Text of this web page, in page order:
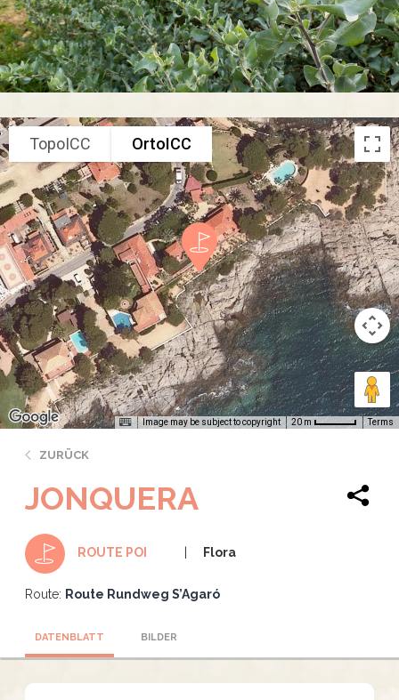
TopoICC OrtoICC
Image may be subject to copyright 20 m Terms
ZURÜCK
JONQUERA
ROUTE POI Flora
Route: Route Rundweg S’Agaró
DATENBLATT BILDER